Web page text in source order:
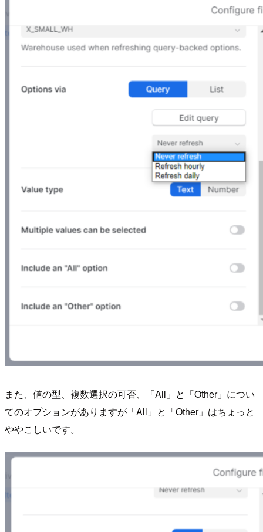
また、値の型、複数選択の可否、「All」と「Other」につい
てのオプションがありますが「All」と「Other」はちょっと
ややこしいです。